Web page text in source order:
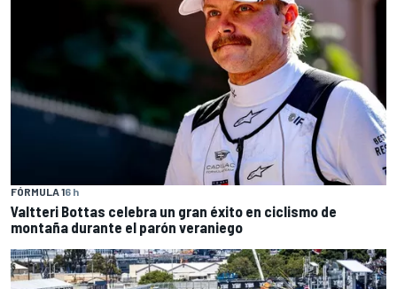
FÓRMULA 16 h
Valtteri Bottas celebra un gran éxito en ciclismo de
montaña durante el parón veraniego